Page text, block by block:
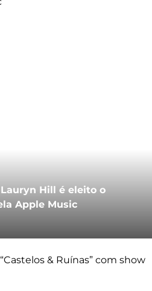
Hill é eleito o
Apple Music